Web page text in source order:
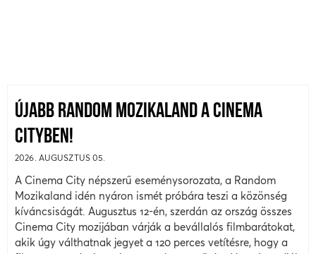
ÚJABB RANDOM MOZIKALAND A CINEMA
CITYBEN!
2026. AUGUSZTUS 05.
A Cinema City népszerű eseménysorozata, a Random
Mozikaland idén nyáron ismét próbára teszi a közönség
kíváncsiságát. Augusztus 12-én, szerdán az ország összes
Cinema City mozijában várják a bevállalós filmbarátokat,
akik úgy válthatnak jegyet a 120 perces vetítésre, hogy a